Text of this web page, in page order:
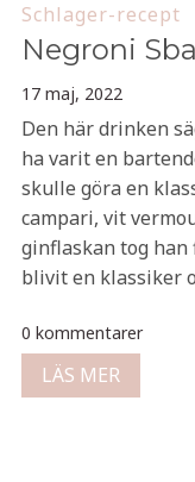
Schlager-recept
Negroni
17 maj, 2022
Den här drinken
ha varit en
skulle göra en
campari, vit
ginflaskan tog han
blivit en klassiker
0 kommentarer
LÄS MER